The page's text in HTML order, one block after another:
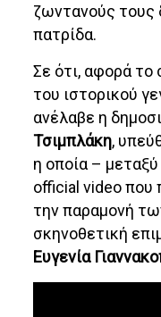
ζωντανούς τους
πατρίδα.
Σε ότι, αφορά το
του ιστορικού
ανέλαβε η
Τσιμπλάκη,
η οποία –
official video που
την παραμονή
σκηνοθετική
Ευγενία